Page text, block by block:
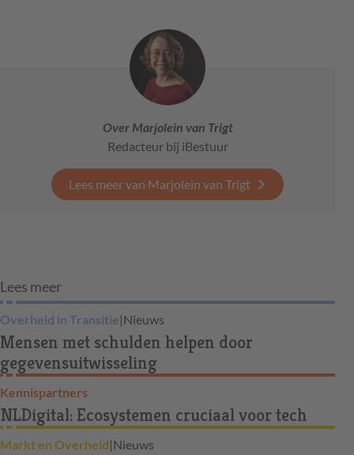
Over Marjolein van Trigt
Redacteur bij iBestuur
Lees meer van Marjolein van Trigt
Lees meer
Overheid in Transitie|Nieuws
Mensen met schulden helpen door
gegevensuitwisseling
Kennispartners
NLDigital: Ecosystemen cruciaal voor tech
Markt en Overheid|Nieuws